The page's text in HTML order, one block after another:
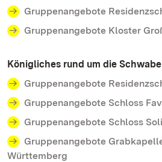
Gruppenangebote
Gruppenangebote Kloster
Königliches rund um die
Gruppenangebote
Gruppenangebote Schloss
Gruppenangebote Schloss
Gruppenangebote
Württemberg